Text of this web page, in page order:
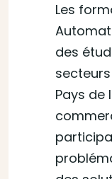
Les
des
Pays de